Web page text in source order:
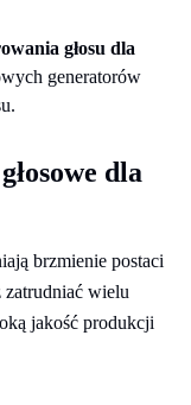
głosu dla
generatorów
dla
brzmienie postaci
wielu
jakość produkcji